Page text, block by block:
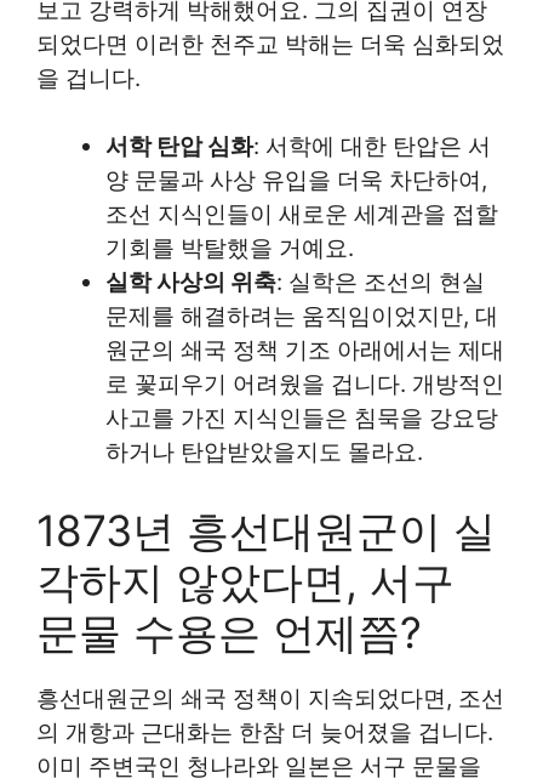
보고 강력하게 박해했어요. 그의 집권이 연장
되었다면 이러한 천주교 박해는 더욱 심화되었
을 겁니다.
서학 탄압 심화: 서학에 대한 탄압은 서
양 문물과 사상 유입을 더욱 차단하여,
조선 지식인들이 새로운 세계관을 접할
기회를 박탈했을 거예요.
실학 사상의 위축: 실학은 조선의 현실
문제를 해결하려는 움직임이었지만, 대
원군의 쇄국 정책 기조 아래에서는 제대
로 꽃피우기 어려웠을 겁니다. 개방적인
사고를 가진 지식인들은 침묵을 강요당
하거나 탄압받았을지도 몰라요.
1873년 흥선대원군이 실
각하지 않았다면, 서구
문물 수용은 언제쯤?
흥선대원군의 쇄국 정책이 지속되었다면, 조선
의 개항과 근대화는 한참 더 늦어졌을 겁니다.
이미 주변국인 청나라와 일본은 서구 문물을